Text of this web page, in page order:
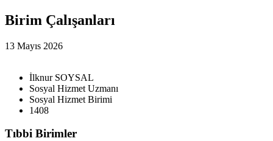
Birim Çalışanları
13 Mayıs 2026
İlknur SOYSAL
Sosyal Hizmet Uzmanı
Sosyal Hizmet Birimi
1408
Tıbbi Birimler